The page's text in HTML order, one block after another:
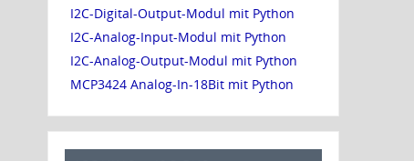
I2C-Digital-Output-Modul mit Python
I2C-Analog-Input-Modul mit Python
I2C-Analog-Output-Modul mit Python
MCP3424 Analog-In-18Bit mit Python